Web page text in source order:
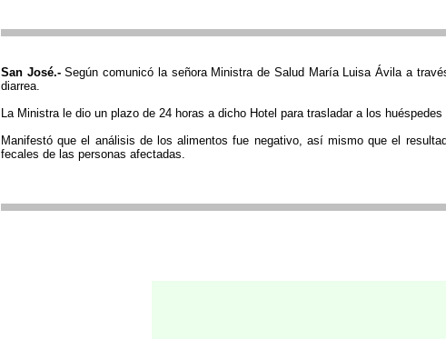
San José.-Según comunicó la señora Ministra de Salud María Luisa Ávila a
diarrea.
La Ministra le dio un plazo de 24 horas a dicho Hotel para trasladar a los
Manifestó que el análisis de los alimentos fue negativo, así mismo que el
fecales de las personas afectadas.